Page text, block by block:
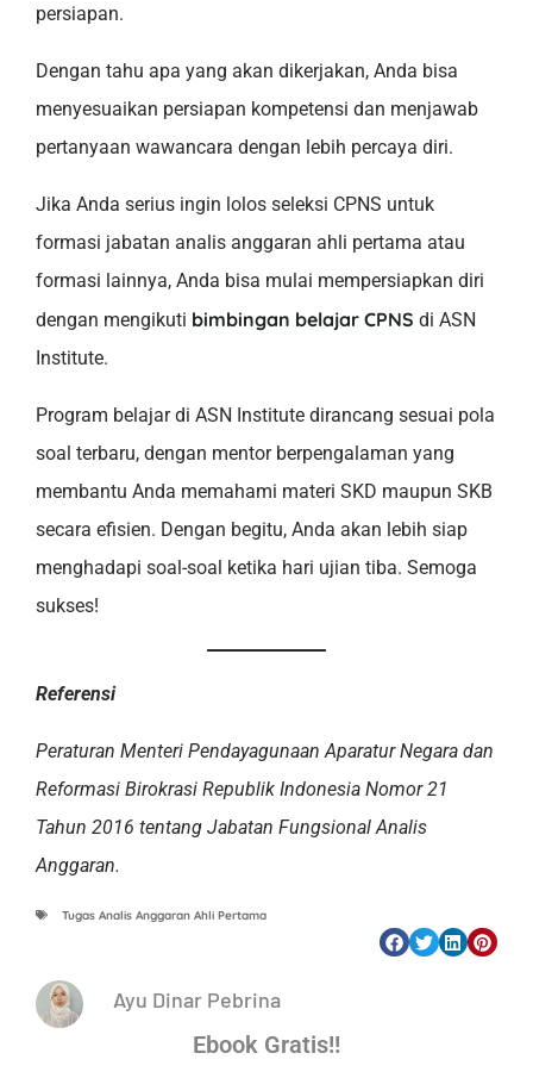
persiapan.
Dengan tahu apa yang akan dikerjakan, Anda bisa
menyesuaikan persiapan kompetensi dan menjawab
pertanyaan wawancara dengan lebih percaya diri.
Jika Anda serius ingin lolos seleksi CPNS untuk
formasi jabatan analis anggaran ahli pertama atau
formasi lainnya, Anda bisa mulai mempersiapkan diri
dengan mengikuti bimbingan belajar CPNS di ASN
Institute.
Program belajar di ASN Institute dirancang sesuai pola
soal terbaru, dengan mentor berpengalaman yang
membantu Anda memahami materi SKD maupun SKB
secara efisien. Dengan begitu, Anda akan lebih siap
menghadapi soal-soal ketika hari ujian tiba. Semoga
sukses!
Referensi
Peraturan Menteri Pendayagunaan Aparatur Negara dan
Reformasi Birokrasi Republik Indonesia Nomor 21
Tahun 2016 tentang Jabatan Fungsional Analis
Anggaran.
Tugas Analis Anggaran Ahli Pertama
Ayu Dinar Pebrina
Ebook Gratis!!